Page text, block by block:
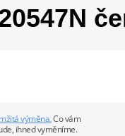
výměna.Co vám
ihned vyměníme.